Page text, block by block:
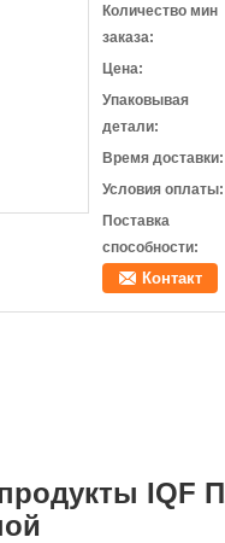
Количество мин
заказа:
Цена:
Упаковывая
детали:
Время доставки:
Условия оплаты:
Поставка
способности:
Контакт
IQF